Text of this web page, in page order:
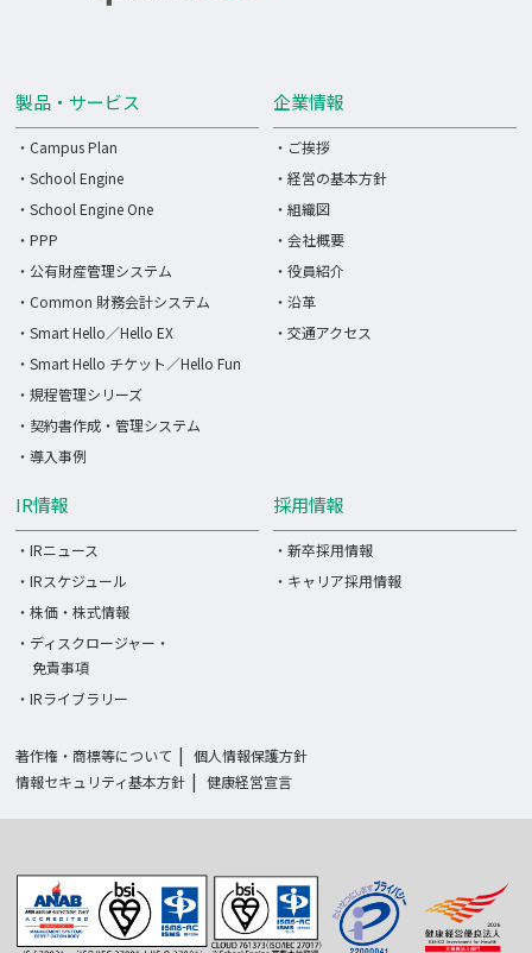
製品・サービス
・Campus Plan
・School Engine
・School Engine One
・PPP
・公有財産管理システム
・Common 財務会計システム
・Smart Hello／Hello EX
・Smart Hello チケット／Hello Fun
・規程管理シリーズ
・契約書作成・管理システム
・導入事例
IR情報
・IRニュース
・IRスケジュール
・株価・株式情報
・ディスクロージャー・
免責事項
・IRライブラリー
採用情報
・新卒採用情報
・キャリア採用情報
企業情報
・ご挨拶
・経営の基本方針
・組織図
・会社概要
・役員紹介
・沿革
・交通アクセス
著作権・商標等について
個人情報保護方針
情報セキュリティ基本方針
健康経営宣言